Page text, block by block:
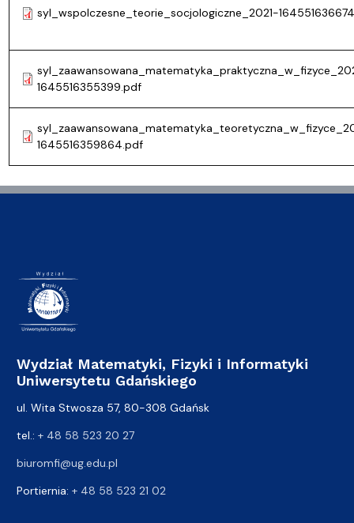
syl_wspolczesne_teorie_socjologiczne_2021-
1645516355399.pdf
1645516359864.pdf
Wydział Matematyki, Fizyki i Informatyki
Uniwersytetu Gdańskiego
ul. Wita Stwosza 57, 80-308 Gdańsk
tel.: + 48 58 523 20 27
biuromfi@ug.edu.pl
Portiernia: + 48 58 523 21 02